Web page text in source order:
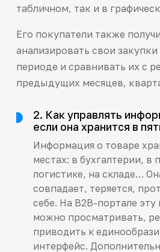
табличном, так и в
Его покупатели также
анализировать свои
периоде и сравнивать их с
предыдущих месяцев,
2. Как управлять
если она хранится в
Информация о товаре
местах: в бухгалтерии, в
логистике, на складе…
совпадает, теряется,
себе. На B2B-портале
можно просматривать,
приводить к
интерфейс.